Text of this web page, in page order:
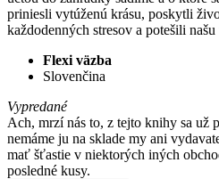
priniesli vytúženú krásu, poskytli
každodenných stresov a potešili
Flexi väzba
Slovenčina
Vypredané
Ach, mrzí nás to, z tejto knihy sa už
nemáme ju na sklade my ani
mať šťastie v niektorých iných
posledné kusy.